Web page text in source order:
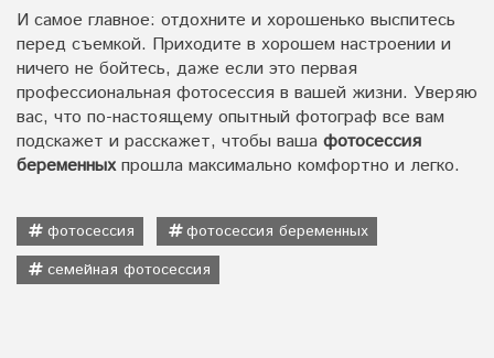
И самое главное: отдохните и хорошенько выспитесь
перед съемкой. Приходите в хорошем настроении и
ничего не бойтесь, даже если это первая
профессиональная фотосессия в вашей жизни. Уверяю
вас, что по-настоящему опытный фотограф все вам
подскажет и расскажет, чтобы ваша фотосессия
беременныхпрошла максимально комфортно и легко.
фотосессия
фотосессия беременных
семейная фотосессия